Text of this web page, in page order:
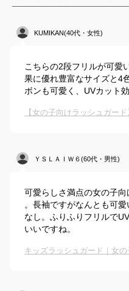
KUMIKAN(40代・女性)
こちらの2段フリルが可愛
果に優れ豊富なサイズと4
ボンも可愛く、UVカット
ＹＳＬＡＩＷ６(60代・男性)
可愛らしさ満点の女の子
。長袖ですがなんとも可
なし。ふりふりフリルで
いいですね。